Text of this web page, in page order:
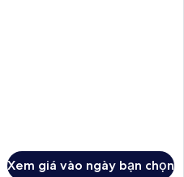
Xem giá vào ngày bạn chọn